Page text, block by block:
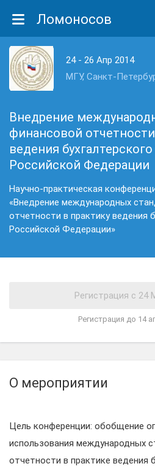
Ломоносов
24 - 26 Апр 2014
МГУ, Санкт-
Внедрение
финансовой
ведения бухгалтерского
Российской Федерации
Научно-практическая
«Внедрение международных
отчетности в практику ведения
Российской Федерации»
Регистрация до 14
О мероприятии
Цель конференции: обобщение
использования международных
отчетности в практике ведения